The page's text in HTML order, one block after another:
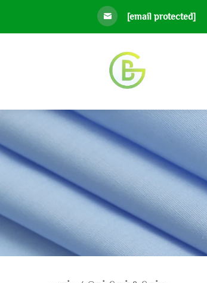
[email protected]